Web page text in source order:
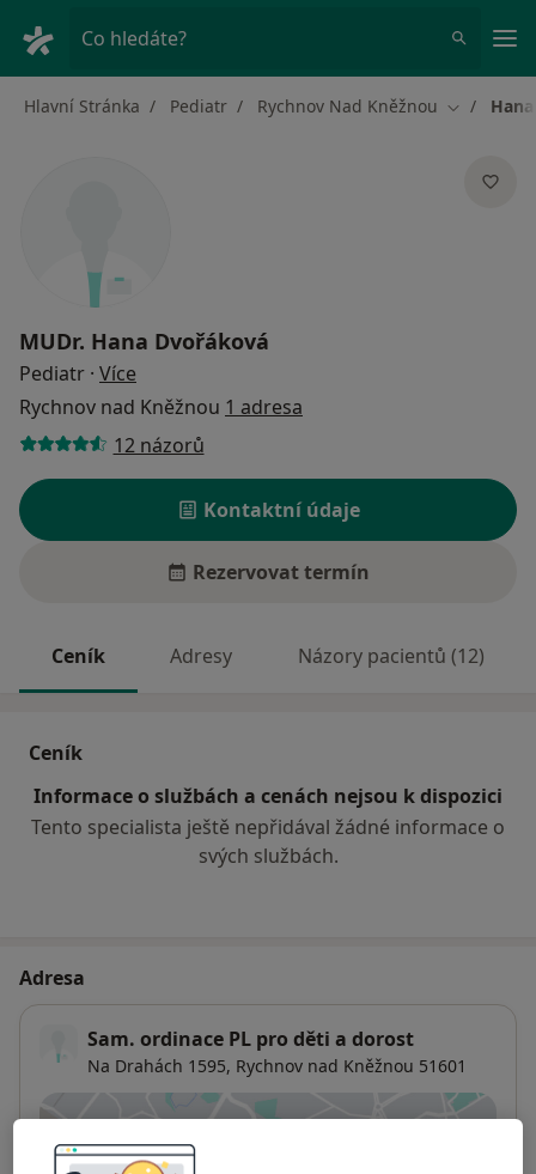
Co hledáte?
Hlavní Stránka Pediatr Rychnov Nad Kněžnou Změna
MUDr. Hana Dvořáková
Pediatr · Více
Rychnov nad Kněžnou 1 adresa
12 názorů
Kontaktní údaje
Rezervovat termín
Ceník Adresy Názory pacientů (12)
Ceník
Informace o službách a cenách nejsou k dispozici
Tento specialista ještě nepřidával žádné informace o
svých službách.
Adresa
Sam. ordinace PL pro děti a dorost
Na Drahách 1595, Rychnov nad Kněžnou 51601